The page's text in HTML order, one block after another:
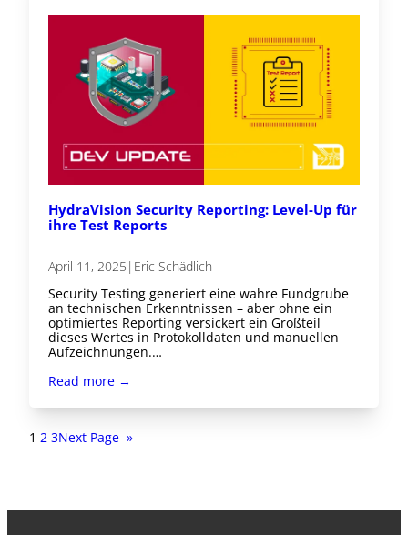
HydraVision Security Reporting: Level-Up für
ihre Test Reports
April 11, 2025 | Eric Schädlich
Security Testing generiert eine wahre Fundgrube
an technischen Erkenntnissen – aber ohne ein
optimiertes Reporting versickert ein Großteil
dieses Wertes in Protokolldaten und manuellen
Aufzeichnungen.…
Read more →
1 2 3Next Page »